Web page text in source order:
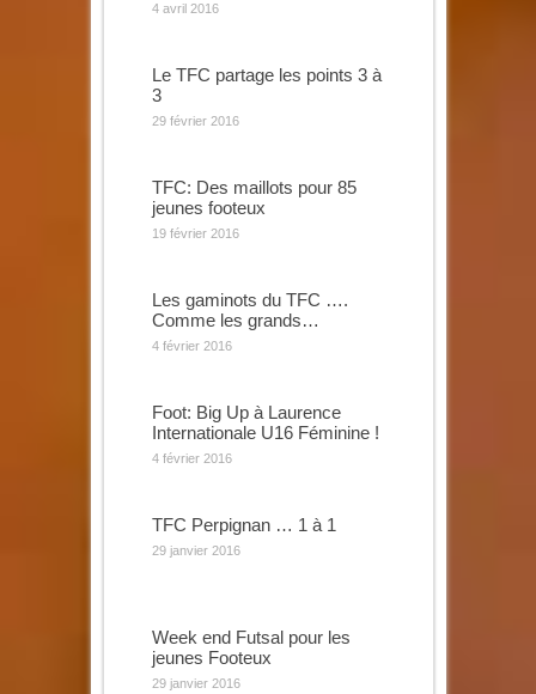
4 avril 2016
Le TFC partage les points 3 à
3
29 février 2016
TFC: Des maillots pour 85
jeunes footeux
19 février 2016
Les gaminots du TFC ….
Comme les grands…
4 février 2016
Foot: Big Up à Laurence
Internationale U16 Féminine !
4 février 2016
TFC Perpignan … 1 à 1
29 janvier 2016
Week end Futsal pour les
jeunes Footeux
29 janvier 2016